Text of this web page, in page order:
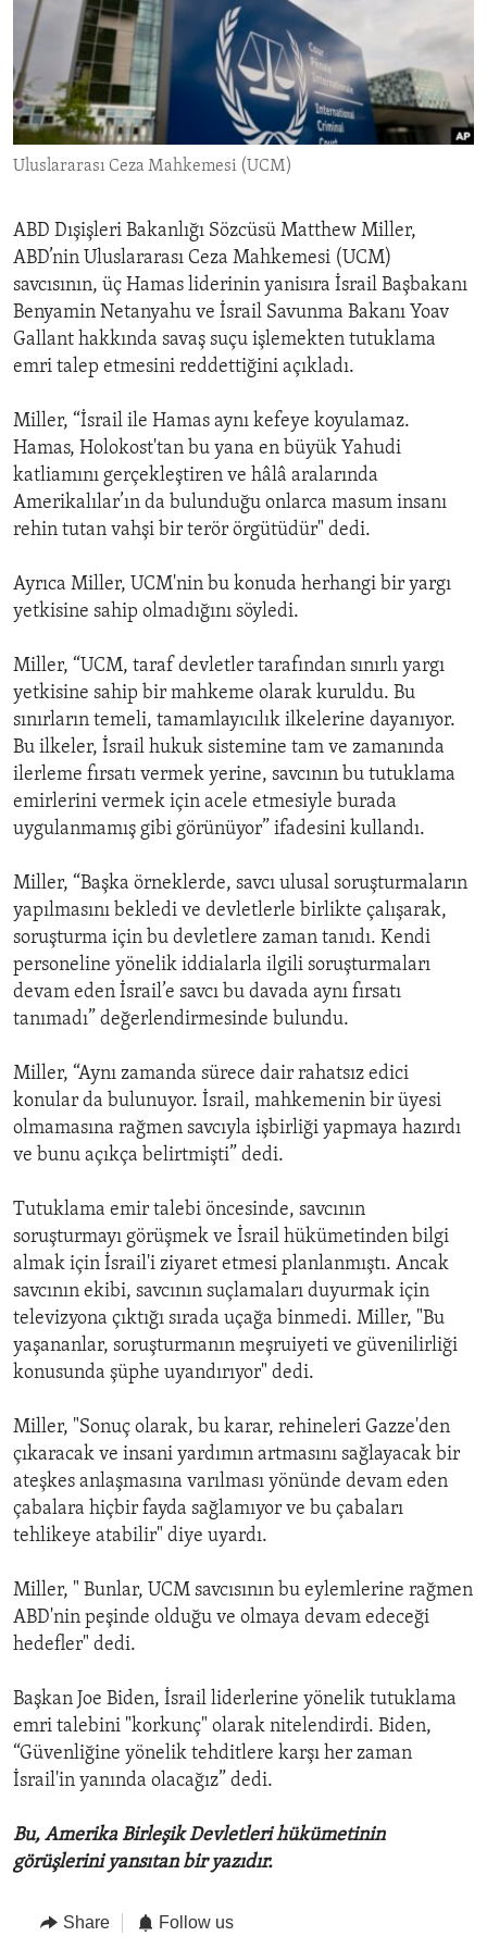
ENVIRONMENT AND HEALTH
IDEALS AND INSTITUTIONS
Uluslararası Ceza Mahkemesi (UCM)
ABD Dışişleri Bakanlığı Sözcüsü Matthew Miller,
ABD’nin Uluslararası Ceza Mahkemesi (UCM)
savcısının, üç Hamas liderinin yanisıra İsrail Başbakanı
Benyamin Netanyahu ve İsrail Savunma Bakanı Yoav
Gallant hakkında savaş suçu işlemekten tutuklama
emri talep etmesini reddettiğini açıkladı.
Miller, “İsrail ile Hamas aynı kefeye koyulamaz.
Hamas, Holokost'tan bu yana en büyük Yahudi
katliamını gerçekleştiren ve hâlâ aralarında
Amerikalılar’ın da bulunduğu onlarca masum insanı
rehin tutan vahşi bir terör örgütüdür" dedi.
Ayrıca Miller, UCM'nin bu konuda herhangi bir yargı
yetkisine sahip olmadığını söyledi.
Miller, “UCM, taraf devletler tarafından sınırlı yargı
yetkisine sahip bir mahkeme olarak kuruldu. Bu
sınırların temeli, tamamlayıcılık ilkelerine dayanıyor.
Bu ilkeler, İsrail hukuk sistemine tam ve zamanında
ilerleme fırsatı vermek yerine, savcının bu tutuklama
emirlerini vermek için acele etmesiyle burada
uygulanmamış gibi görünüyor” ifadesini kullandı.
Miller, “Başka örneklerde, savcı ulusal soruşturmaların
yapılmasını bekledi ve devletlerle birlikte çalışarak,
soruşturma için bu devletlere zaman tanıdı. Kendi
personeline yönelik iddialarla ilgili soruşturmaları
devam eden İsrail’e savcı bu davada aynı fırsatı
tanımadı” değerlendirmesinde bulundu.
Miller, “Aynı zamanda sürece dair rahatsız edici
konular da bulunuyor. İsrail, mahkemenin bir üyesi
olmamasına rağmen savcıyla işbirliği yapmaya hazırdı
ve bunu açıkça belirtmişti” dedi.
Tutuklama emir talebi öncesinde, savcının
soruşturmayı görüşmek ve İsrail hükümetinden bilgi
almak için İsrail'i ziyaret etmesi planlanmıştı. Ancak
savcının ekibi, savcının suçlamaları duyurmak için
televizyona çıktığı sırada uçağa binmedi. Miller, "Bu
yaşananlar, soruşturmanın meşruiyeti ve güvenilirliği
konusunda şüphe uyandırıyor" dedi.
Miller, "Sonuç olarak, bu karar, rehineleri Gazze'den
çıkaracak ve insani yardımın artmasını sağlayacak bir
ateşkes anlaşmasına varılması yönünde devam eden
çabalara hiçbir fayda sağlamıyor ve bu çabaları
tehlikeye atabilir" diye uyardı.
Miller, " Bunlar, UCM savcısının bu eylemlerine rağmen
ABD'nin peşinde olduğu ve olmaya devam edeceği
hedefler" dedi.
Başkan Joe Biden, İsrail liderlerine yönelik tutuklama
emri talebini "korkunç" olarak nitelendirdi. Biden,
“Güvenliğine yönelik tehditlere karşı her zaman
İsrail'in yanında olacağız” dedi.
Bu, Amerika Birleşik Devletleri hükümetinin
görüşlerini yansıtan bir yazıdır.
Share Follow us